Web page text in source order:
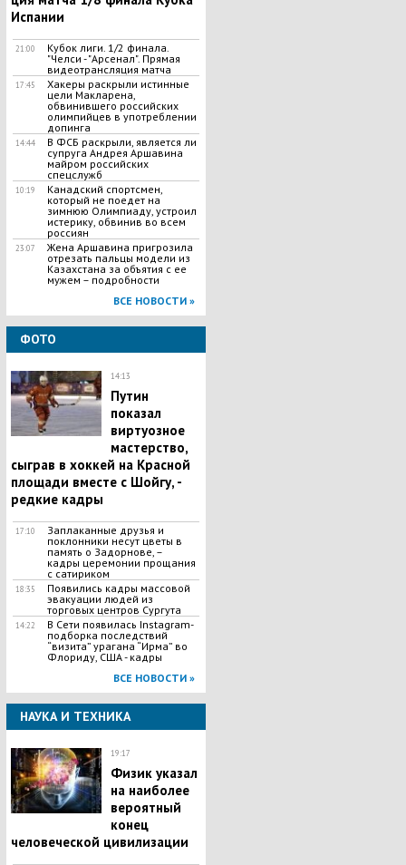
Испании
21:00
Кубок лиги. 1/2 финала.
"Челси - "Арсенал". Прямая
видеотрансляция матча
17:45
Хакеры раскрыли истинные
цели Макларена,
обвинившего российских
олимпийцев в употреблении
допинга
14:44
В ФСБ раскрыли, является ли
супруга Андрея Аршавина
майром российских
спецслужб
10:19
​Канадский спортсмен,
который не поедет на
зимнюю Олимпиаду, устроил
истерику, обвинив во всем
россиян
23:07
Жена Аршавина пригрозила
отрезать пальцы модели из
Казахстана за объятия с ее
мужем – подробности
ВСЕ НОВОСТИ »
ФОТО
14:13
Путин
показал
виртуозное
мастерство,
сыграв в хоккей на Красной
площади вместе с Шойгу, -
редкие кадры
17:10
Заплаканные друзья и
поклонники несут цветы в
память о Задорнове, –
кадры церемонии прощания
с сатириком
18:35
Появились кадры массовой
эвакуации людей из
торговых центров Сургута
14:22
В Сети появилась Іnstagram-
подборка последствий
“визита” урагана “Ирма” во
Флориду, США - кадры
ВСЕ НОВОСТИ »
НАУКА И ТЕХНИКА
19:17
Физик указал
на наиболее
вероятный
конец
человеческой цивилизации